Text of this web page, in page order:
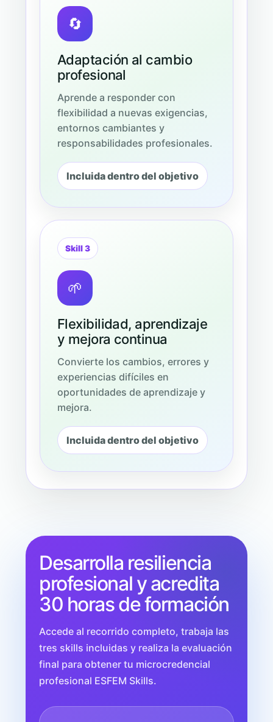
🔄
Adaptación al cambio
profesional
Aprende a responder con
flexibilidad a nuevas exigencias,
entornos cambiantes y
responsabilidades profesionales.
Incluida dentro del objetivo
Skill 3
🌱
Flexibilidad, aprendizaje
y mejora continua
Convierte los cambios, errores y
experiencias difíciles en
oportunidades de aprendizaje y
mejora.
Incluida dentro del objetivo
Desarrolla resiliencia
profesional y acredita
30 horas de formación
Accede al recorrido completo, trabaja las
tres skills incluidas y realiza la evaluación
final para obtener tu microcredencial
profesional ESFEM Skills.